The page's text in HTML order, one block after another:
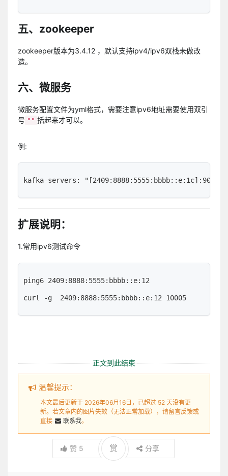
五、zookeeper
zookeeper版本为3.4.12 ，默认支持ipv4/ipv6双栈未做改
造。
六、微服务
微服务配置文件为yml格式，需要注意ipv6地址需要使用双引
号 "" 括起来才可以。
例:
扩展说明：
1.常用ipv6测试命令
ping6 2409:8888:5555:bbbb::e:12
curl -g  2409:8888:5555:bbbb::e:12 10005
正文到此结束
温馨提示：
本文最后更新于 2026年06月16日，已超过 52 天没有更
新。若文章内的图片失效（无法正常加载），请留言反馈或
直接
联系我。
赞 5 赏 分享